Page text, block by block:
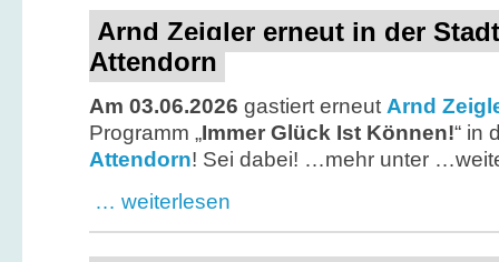
Arnd Zeigler erneut in der
Attendorn
Am 03.06.2026 gastiert erneut Arnd
Programm „Immer Glück Ist Können!“ in
Attendorn! Sei dabei! …mehr unter
… weiterlesen